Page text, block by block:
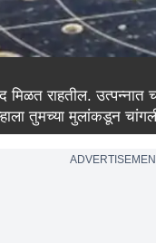
राहतील. उत्पन्नात
तुमच्या मुलांकडून